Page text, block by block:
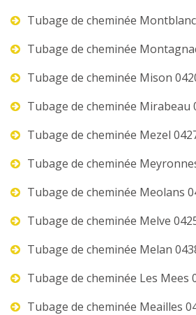
Tubage de cheminée
Tubage de cheminée
Tubage de cheminée Mison
Tubage de cheminée Mirabeau
Tubage de cheminée Mezel
Tubage de cheminée
Tubage de cheminée Meolans
Tubage de cheminée Melve
Tubage de cheminée Melan
Tubage de cheminée Les Mees
Tubage de cheminée Meailles